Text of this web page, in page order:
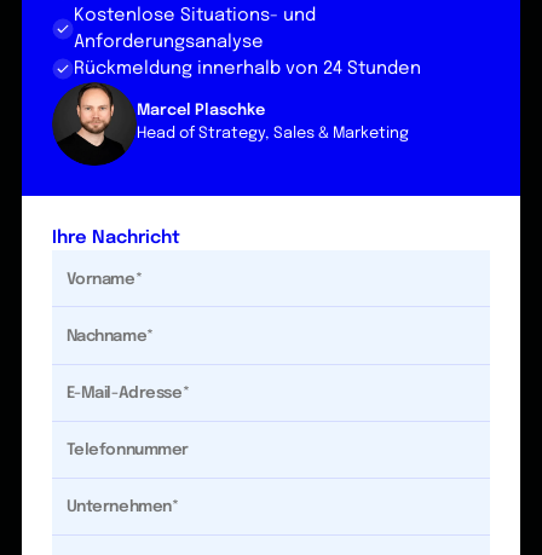
Kostenlose Situations- und
Anforderungsanalyse
Rückmeldung innerhalb von 24 Stunden
Marcel Plaschke
Head of Strategy, Sales & Marketing
Ihre Nachricht